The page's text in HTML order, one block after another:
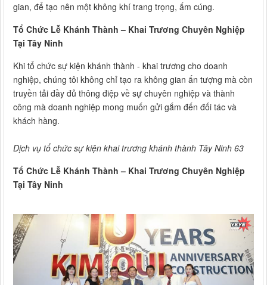
gian, để tạo nên một không khí trang trọng, ấm cúng.
Tổ Chức Lễ Khánh Thành – Khai Trương Chuyên Nghiệp
Tại Tây Ninh
Khi tổ chức sự kiện khánh thành - khai trương cho doanh
nghiệp, chúng tôi không chỉ tạo ra không gian ấn tượng mà còn
truyền tải đầy đủ thông điệp về sự chuyên nghiệp và thành
công mà doanh nghiệp mong muốn gửi gắm đến đối tác và
khách hàng.
Dịch vụ tổ chức sự kiện khai trương khánh thành Tây Ninh 63
Tổ Chức Lễ Khánh Thành – Khai Trương Chuyên Nghiệp
Tại Tây Ninh